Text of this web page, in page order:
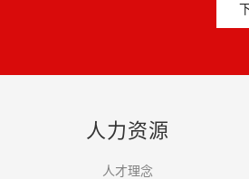
人力资源
人才理念